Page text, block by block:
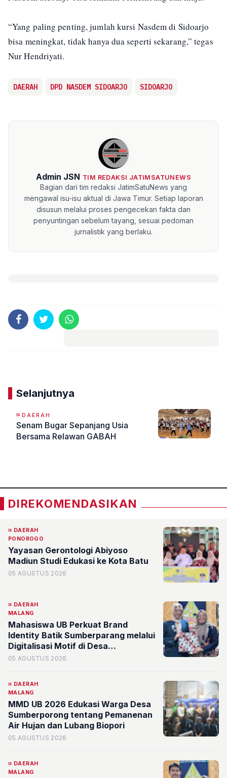
“Yang paling penting, jumlah kursi Nasdem di Sidoarjo
bisa meningkat, tidak hanya dua seperti sekarang,” tegas
Nur Hendriyati.
DAERAH DPD NASDEM SIDOARJO SIDOARJO
Admin JSN TIM REDAKSI JATIMSATUNEWS
Bagian dari tim redaksi JatimSatuNews yang
mengawal isu-isu aktual di Jawa Timur. Setiap laporan
disusun melalui proses pengecekan fakta dan
penyuntingan sebelum tayang, sesuai pedoman
jurnalistik yang berlaku.
Selanjutnya
DAERAH
Senam Bugar Sepanjang Usia
Bersama Relawan GABAH
DIREKOMENDASIKAN
DAERAH
PONOROGO
Yayasan Gerontologi Abiyoso
Madiun Studi Edukasi ke Kota Batu
05 AGUSTUS 2026
DAERAH
MALANG
Mahasiswa UB Perkuat Brand
Identity Batik Sumberparang melalui
Digitalisasi Motif di Desa
Sumberporong
05 AGUSTUS 2026
DAERAH
MALANG
MMD UB 2026 Edukasi Warga Desa
Sumberporong tentang Pemanenan
Air Hujan dan Lubang Biopori
05 AGUSTUS 2026
DAERAH
MALANG